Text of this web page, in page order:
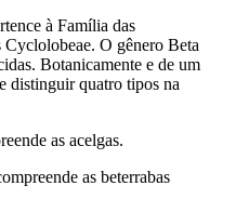
à Família das
O gênero Beta
Botanicamente e de um
distinguir quatro tipos na
as acelgas.
as beterrabas